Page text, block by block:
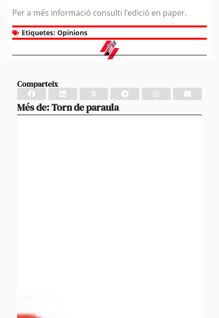
Per a més informació consulti l’edició en paper.
Etiquetes: Opinions
Comparteix
Més de:Torn de paraula